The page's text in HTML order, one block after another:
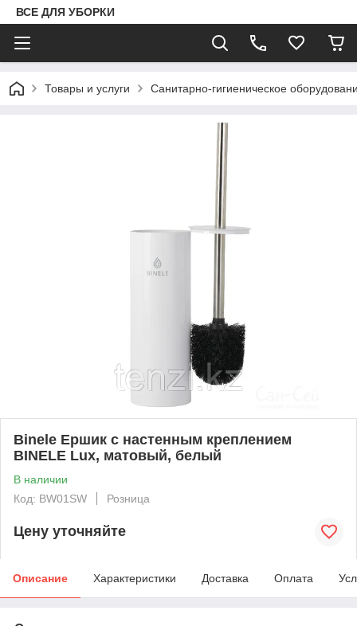
ВСЕ ДЛЯ УБОРКИ
Товары и услуги Санитарно-гигиеническое
Binele Ершик с настенным креплением
BINELE Lux, матовый, белый
В наличии
Код: BW01SW
Розница
Цену уточняйте
Описание Характеристики Доставка Оплата